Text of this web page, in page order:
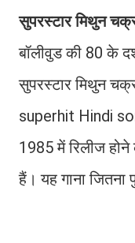
सुपरस्टार मिथुन
बॉलीवुड की 80 के
सुपरस्टार मिथुन
superhit Hindi
1985 में रिलीज
हैं। यह गाना जितना